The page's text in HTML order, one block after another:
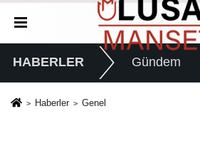
HABERLER Gündem
Haberler Genel